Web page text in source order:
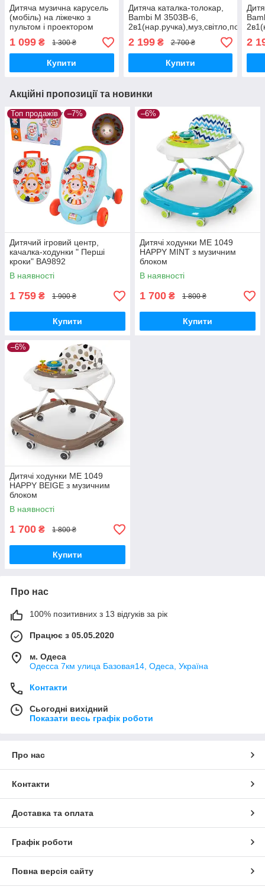
Дитяча музична карусель
(мобіль) на ліжечко з
пультом і проектором
HL2018-20-2-3-4-5-7
1 099 ₴ 1 300 ₴
Купити
Дитяча каталка-толокар,
Bambi M 3503B-6,
ніг,на бат-ке,рожевий
2 199₴ 2 700 ₴
Купити
2
Акційні пропозиції та новинки
Топ продажів –7%
Дитячий ігровий центр,
качалка-ходунки " Перші
кроки" BA9892
В наявності
1 759 ₴ 1 900 ₴
Купити
–6%
Дитячі ходунки ME 1049
HAPPY MINT з музичним
блоком
В наявності
1 700 ₴ 1 800 ₴
Купити
–6%
Дитячі ходунки ME 1049
HAPPY BEIGE з музичним
блоком
В наявності
1 700 ₴ 1 800 ₴
Купити
Про нас
100% позитивних з 13 відгуків за рік
Працює з 05.05.2020
м. Одеса
Одесса 7км улица Базовая14, Одеса, Україна
Контакти
Сьогодні вихідний
Показати весь графік роботи
Про нас
Контакти
Доставка та оплата
Графік роботи
Повна версія сайту